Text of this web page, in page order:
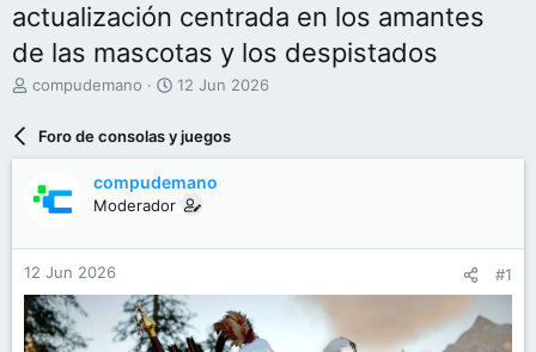
actualización centrada en los amantes
de las mascotas y los despistados
I
a
r
d
e
l
t
compudemano
F
c
h
d
e
n
c
i
o
12 Jun 2026
Foro de consolas y juegos
compudemano
Moderador
12 Jun 2026 #1